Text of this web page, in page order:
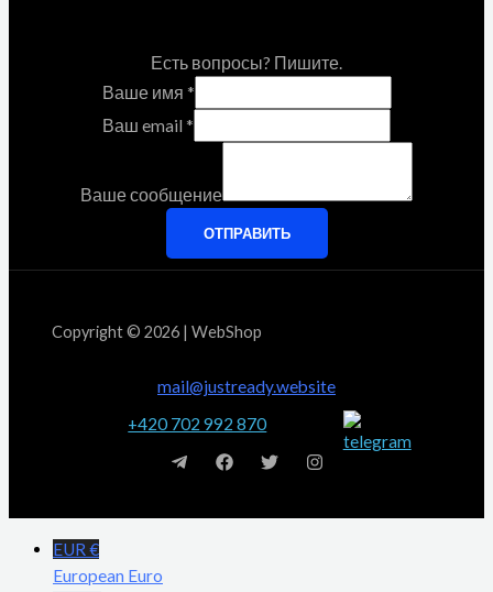
Есть вопросы? Пишите.
Ваше имя *
Ваш email *
Ваше сообщение
ОТПРАВИТЬ
Copyright © 2026 | WebShop
mail@justready.website
+420 702 992 870
EUR €
European Euro